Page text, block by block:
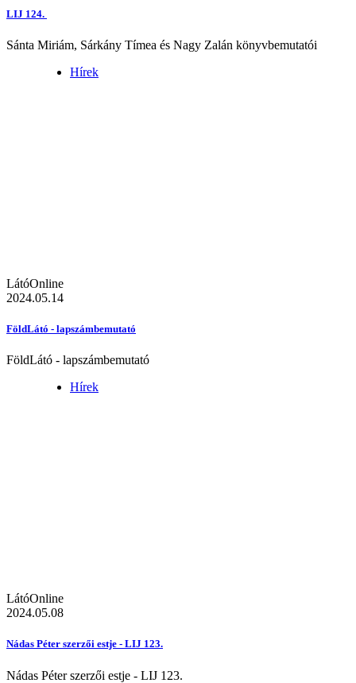
LIJ 124.
Sánta Miriám, Sárkány Tímea és Nagy Zalán könyvbemutatói
Hírek
LátóOnline
2024.05.14
FöldLátó - lapszámbemutató
FöldLátó - lapszámbemutató
Hírek
LátóOnline
2024.05.08
Nádas Péter szerzői estje - LIJ 123.
Nádas Péter szerzői estje - LIJ 123.